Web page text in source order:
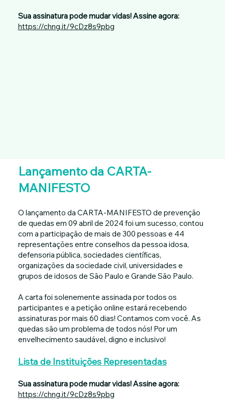
Sua assinatura pode mudar vidas! Assine agora:
https://chng.it/9cDz8s9pbg
Lançamento da CARTA-
MANIFESTO
O lançamento da CARTA-MANIFESTO de prevenção
de quedas em 09 abril de 2024 foi um sucesso, contou
com a participação de mais de 300 pessoas e 44
representações entre conselhos da pessoa idosa,
defensoria pública, sociedades científicas,
organizações da sociedade civil, universidades e
grupos de idosos de São Paulo e Grande São Paulo.
A carta foi solenemente assinada por todos os
participantes e a petição online estará recebendo
assinaturas por mais 60 dias! Contamos com você. As
quedas são um problema de todos nós! Por um
envelhecimento saudável, digno e inclusivo!
Lista de Instituições Representadas
Sua assinatura pode mudar vidas! Assine agora:
https://chng.it/9cDz8s9pbg